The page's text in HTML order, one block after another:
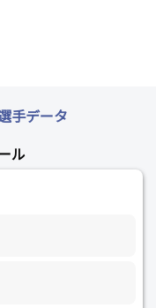
手データ
ル